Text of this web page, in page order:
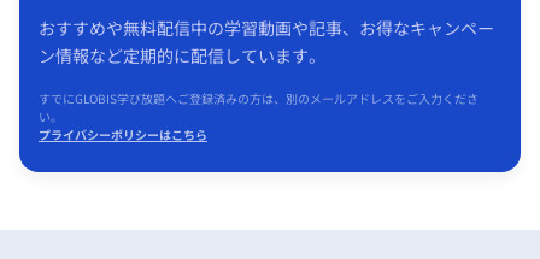
おすすめや無料配信中の学習動画や記事、お得なキャンペー
ン情報など定期的に配信しています。
すでにGLOBIS学び放題へご登録済みの方は、別のメールアドレスをご入力くださ
い。
プライバシーポリシーはこちら